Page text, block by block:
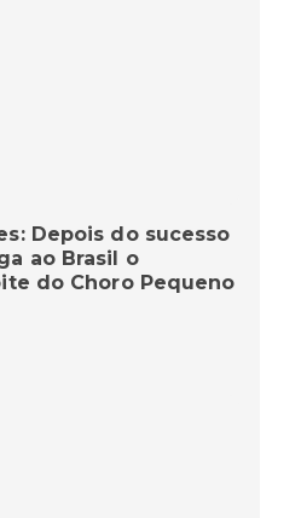
Depois do sucesso
ao Brasil o
do Choro Pequeno